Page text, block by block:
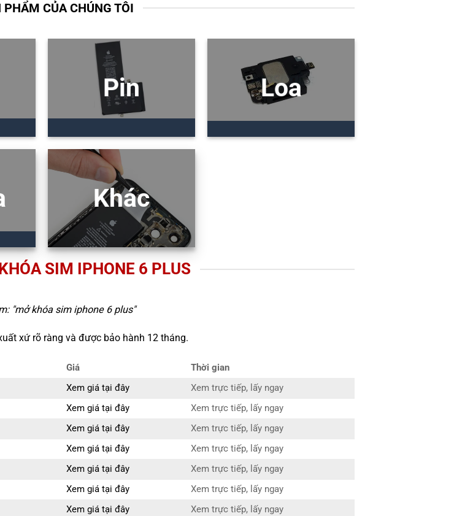
PHẨM CỦA CHÚNG TÔI
Pin Loa
Khác
SIM IPHONE 6 PLUS
"mở khóa sim iphone 6 plus"
xứ rõ ràng và được bảo hành 12 tháng.
Giá
Thời gian
Xem giá tại đây
Xem trực tiếp, lấy ngay
Xem giá tại đây
Xem trực tiếp, lấy ngay
Xem giá tại đây
Xem trực tiếp, lấy ngay
Xem giá tại đây
Xem trực tiếp, lấy ngay
Xem giá tại đây
Xem trực tiếp, lấy ngay
Xem giá tại đây
Xem trực tiếp, lấy ngay
Xem giá tại đây
Xem trực tiếp, lấy ngay